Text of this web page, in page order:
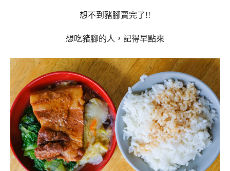
想不到豬腳賣完了!!
想吃豬腳的人，記得早點來